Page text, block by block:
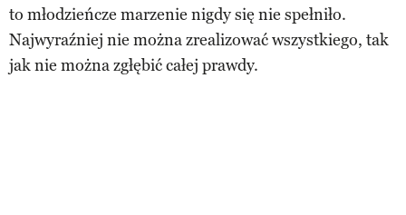
to młodzieńcze marzenie nigdy się nie spełniło.
Najwyraźniej nie można zrealizować wszystkiego, tak
jak nie można zgłębić całej prawdy.